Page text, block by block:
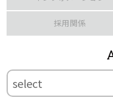
採用関係